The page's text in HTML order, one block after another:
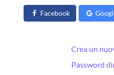
Facebook
Crea un
Password